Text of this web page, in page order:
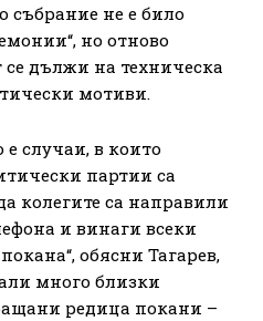
събрание не е било
но отново
се дължи на техническа
мотиви.
случаи, в които
партии са
колегите са направили
и винаги всеки
обясни Тагарев,
много близки
редица покани –